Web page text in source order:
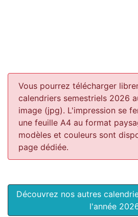
Vous pourrez télécharger
calendriers semestriels 2026
image (jpg). L'impression se
une feuille A4 au format
modèles et couleurs sont
page dédiée.
Découvrez nos autres
l'année